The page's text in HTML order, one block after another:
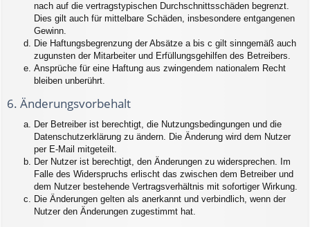
nach auf die vertragstypischen Durchschnittsschäden begrenzt.
Dies gilt auch für mittelbare Schäden, insbesondere entgangenen
Gewinn.
Die Haftungsbegrenzung der Absätze a bis c gilt sinngemäß auch
zugunsten der Mitarbeiter und Erfüllungsgehilfen des Betreibers.
Ansprüche für eine Haftung aus zwingendem nationalem Recht
bleiben unberührt.
6. Änderungsvorbehalt
Der Betreiber ist berechtigt, die Nutzungsbedingungen und die
Datenschutzerklärung zu ändern. Die Änderung wird dem Nutzer
per E-Mail mitgeteilt.
Der Nutzer ist berechtigt, den Änderungen zu widersprechen. Im
Falle des Widerspruchs erlischt das zwischen dem Betreiber und
dem Nutzer bestehende Vertragsverhältnis mit sofortiger Wirkung.
Die Änderungen gelten als anerkannt und verbindlich, wenn der
Nutzer den Änderungen zugestimmt hat.